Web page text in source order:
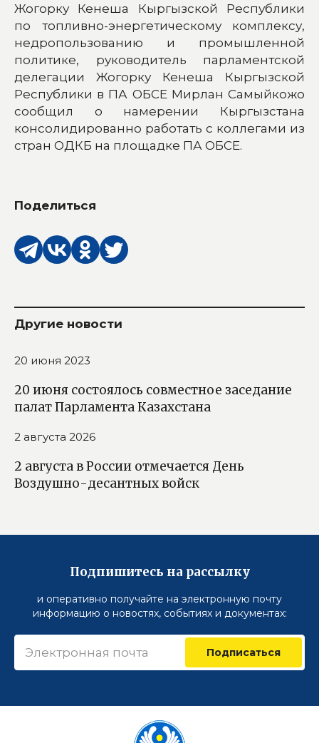
Жогорку Кенеша Кыргызской Республики
по топливно-энергетическому комплексу,
недропользованию и промышленной
политике, руководитель парламентской
делегации Жогорку Кенеша Кыргызской
Республики в ПА ОБСЕ Мирлан Самыйкожо
сообщил о намерении Кыргызстана
консолидированно работать с коллегами из
стран ОДКБ на площадке ПА ОБСЕ.
Поделиться
Другие новости
20 июня 2023
20 июня состоялось совместное заседание
палат Парламента Казахстана
2 августа 2026
2 августа в России отмечается День
Воздушно-десантных войск
Подпишитесь на рассылку
и оперативно получайте на электронную почту
информацию о новостях, событиях и документах:
Подписаться